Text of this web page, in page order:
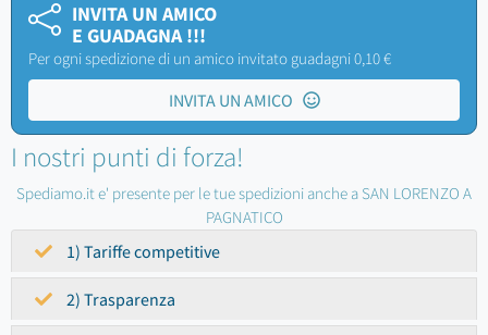
INVITA UN AMICO
E GUADAGNA !!!
Per ogni spedizione di un amico invitato guadagni 0,10 €
INVITA UN AMICO
I nostri punti di forza!
Spediamo.it e' presente per le tue spedizioni anche a SAN LORENZO A
PAGNATICO
1) Tariffe competitive
2) Trasparenza